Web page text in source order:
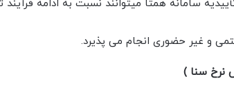
سامانه همتا میتوانند نسبت به ادامه فرآیند
و غیر حضوری انجام می پذیرد.
نرخ سنا )